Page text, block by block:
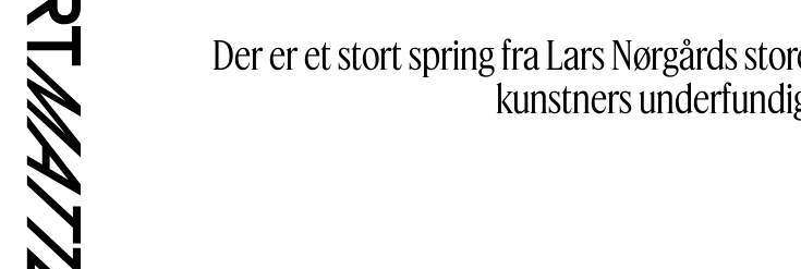
Der er et stort spring fra Lars Nørgårds
kunstners